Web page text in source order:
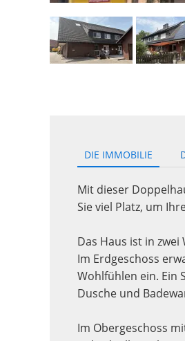
DIE IMMOBILIE
Mit dieser
Sie viel Platz, um
Das Haus ist in
Im Erdgeschoss
Wohlfühlen ein. Ein
Dusche und
Im Obergeschoss